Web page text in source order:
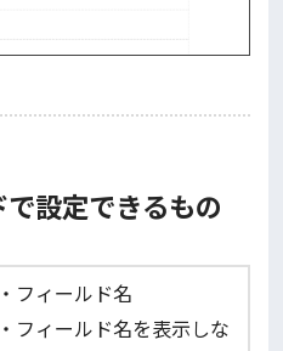
設定できるもの
・フィールド名
・フィールド名を表示しな